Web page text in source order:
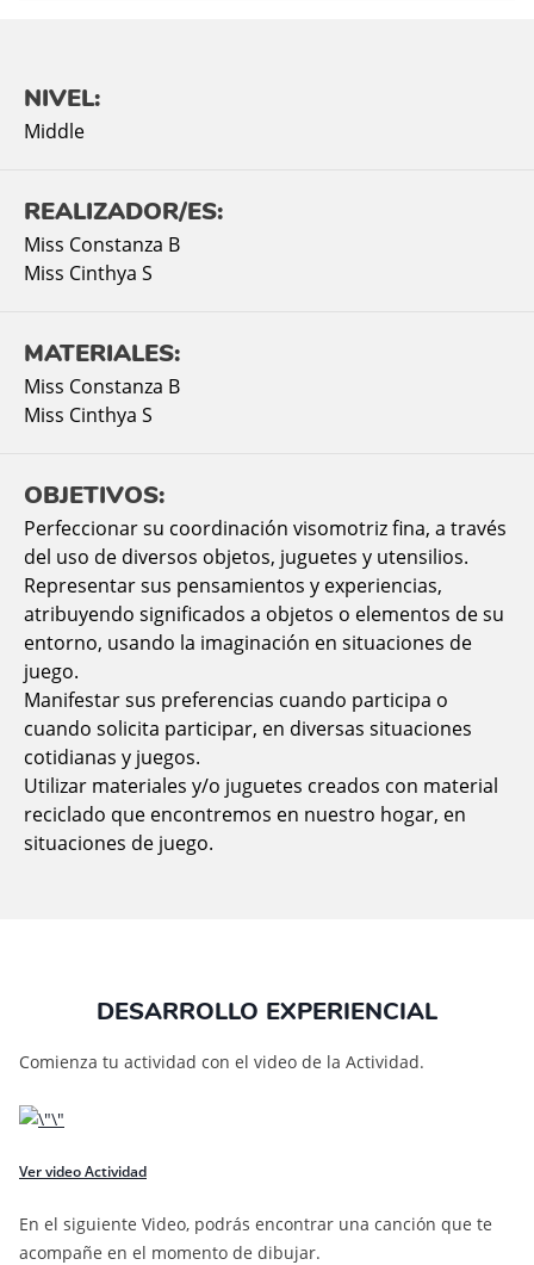
NIVEL:
Middle
REALIZADOR/ES:
Miss Constanza B
Miss Cinthya S
MATERIALES:
Miss Constanza B
Miss Cinthya S
OBJETIVOS:
Perfeccionar su coordinación visomotriz fina, a través
del uso de diversos objetos, juguetes y utensilios.
Representar sus pensamientos y experiencias,
atribuyendo significados a objetos o elementos de su
entorno, usando la imaginación en situaciones de
juego.
Manifestar sus preferencias cuando participa o
cuando solicita participar, en diversas situaciones
cotidianas y juegos.
Utilizar materiales y/o juguetes creados con material
reciclado que encontremos en nuestro hogar, en
situaciones de juego.
DESARROLLO EXPERIENCIAL
Comienza tu actividad con el video de la Actividad.
Ver video Actividad
En el siguiente Video, podrás encontrar una canción que te
acompañe en el momento de dibujar.